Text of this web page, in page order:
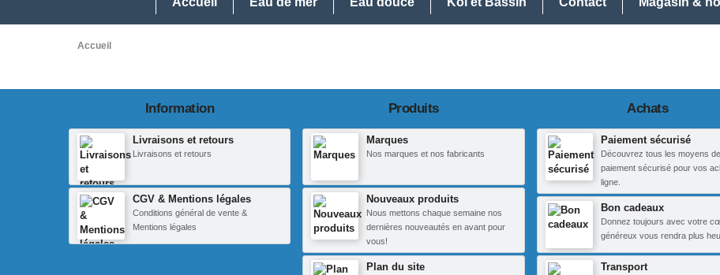
Accueil
Information
Livraisons et retours
Livraisons et retours
CGV & Mentions légales
Conditions général de vente &
Mentions légales
Produits
Marques
Nos marques et nos fabricants
Nouveaux produits
Nous mettons chaque semaine nos
dernières nouveautés en avant pour
vous!
Plan du site
Achats
Paiement sécurisé
Découvrez tous les moyens de
paiement sécurisé pour vos
ligne.
Bon cadeaux
Donnez toujours avec votre
généreux vous rendra plus
Transport